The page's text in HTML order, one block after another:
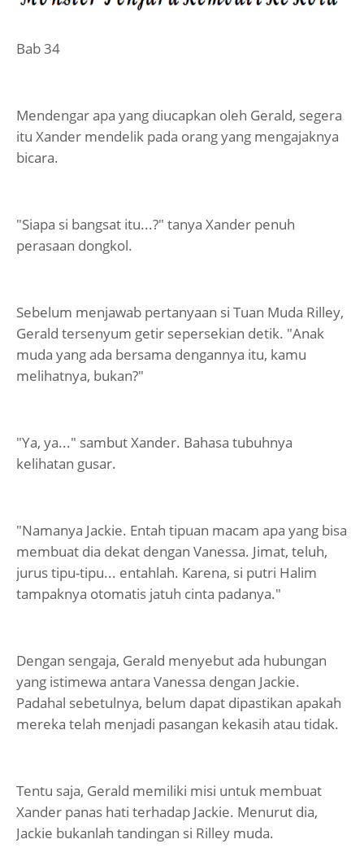
Bab 34
Mendengar apa yang diucapkan oleh Gerald, segera
itu Xander mendelik pada orang yang mengajaknya
bicara.
"Siapa si bangsat itu...?" tanya Xander penuh
perasaan dongkol.
Sebelum menjawab pertanyaan si Tuan Muda Rilley,
Gerald tersenyum getir sepersekian detik. "Anak
muda yang ada bersama dengannya itu, kamu
melihatnya, bukan?"
"Ya, ya..." sambut Xander. Bahasa tubuhnya
kelihatan gusar.
"Namanya Jackie. Entah tipuan macam apa yang bisa
membuat dia dekat dengan Vanessa. Jimat, teluh,
jurus tipu-tipu... entahlah. Karena, si putri Halim
tampaknya otomatis jatuh cinta padanya."
Dengan sengaja, Gerald menyebut ada hubungan
yang istimewa antara Vanessa dengan Jackie.
Padahal sebetulnya, belum dapat dipastikan apakah
mereka telah menjadi pasangan kekasih atau tidak.
Tentu saja, Gerald memiliki misi untuk membuat
Xander panas hati terhadap Jackie. Menurut dia,
Jackie bukanlah tandingan si Rilley muda.